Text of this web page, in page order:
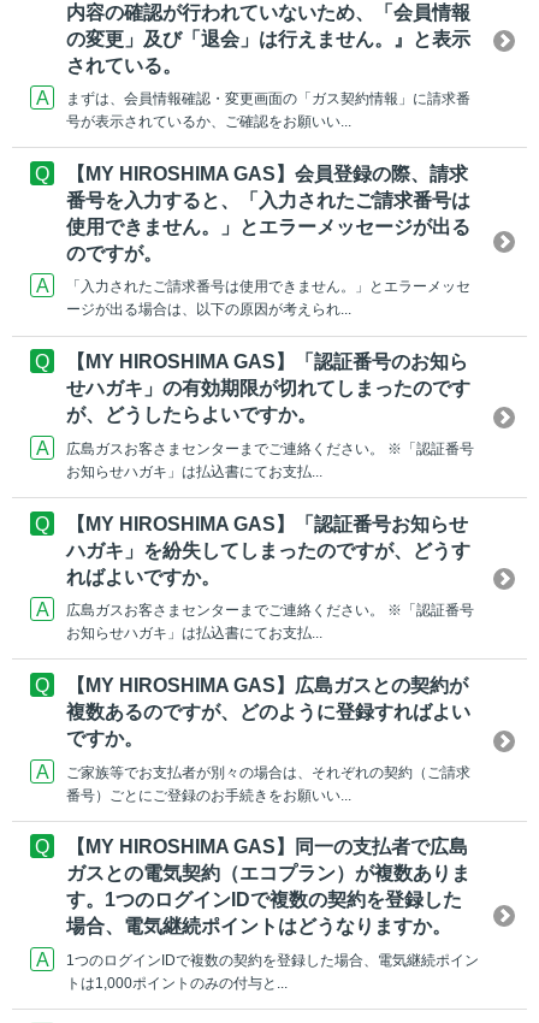
内容の確認が行われていないため、「会員情報
の変更」及び「退会」は行えません。』と表示
されている。
まずは、会員情報確認・変更画面の「ガス契約情報」に請求番
号が表示されているか、ご確認をお願いい...
【MY HIROSHIMA GAS】会員登録の際、請求
番号を入力すると、「入力されたご請求番号は
使用できません。」とエラーメッセージが出る
のですが。
「入力されたご請求番号は使用できません。」とエラーメッセ
ージが出る場合は、以下の原因が考えられ...
【MY HIROSHIMA GAS】「認証番号のお知ら
せハガキ」の有効期限が切れてしまったのです
が、どうしたらよいですか。
広島ガスお客さまセンターまでご連絡ください。 ※「認証番号
お知らせハガキ」は払込書にてお支払...
【MY HIROSHIMA GAS】「認証番号お知らせ
ハガキ」を紛失してしまったのですが、どうす
ればよいですか。
広島ガスお客さまセンターまでご連絡ください。 ※「認証番号
お知らせハガキ」は払込書にてお支払...
【MY HIROSHIMA GAS】広島ガスとの契約が
複数あるのですが、どのように登録すればよい
ですか。
ご家族等でお支払者が別々の場合は、それぞれの契約（ご請求
番号）ごとにご登録のお手続きをお願いい...
【MY HIROSHIMA GAS】同一の支払者で広島
ガスとの電気契約（エコプラン）が複数ありま
す。1つのログインIDで複数の契約を登録した
場合、電気継続ポイントはどうなりますか。
1つのログインIDで複数の契約を登録した場合、電気継続ポイン
トは1,000ポイントのみの付与と...